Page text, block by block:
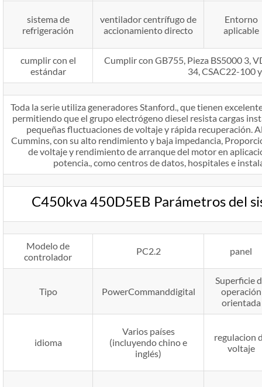
sistema de
refrigeración
ventilador centrífugo de
accionamiento directo
Entorno
aplicable
cumplir con el
estándar
Cumplir con GB755, Pieza BS5000 3,
34, CSAC22-100
Toda la serie utiliza generadores Stanford., que tienen
permitiendo que el grupo electrógeno diesel resista cargas
pequeñas fluctuaciones de voltaje y rápida recuperación.
Cummins, con su alto rendimiento y baja impedancia,
de voltaje y rendimiento de arranque del motor en
potencia., como centros de datos, hospitales e
C450kva 450D5EB Parámetros del
Modelo de
controlador
PC2.2 panel
Tipo PowerCommanddigital
Superficie
operación
orientada
idioma
Varios países
(incluyendo chino e
inglés)
regulacion
voltaje